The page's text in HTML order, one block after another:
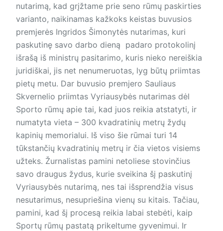
nutarimą, kad grįžtame prie seno rūmų paskirties
varianto, naikinamas kažkoks keistas buvusios
premjerės Ingridos Šimonytės nutarimas, kuri
paskutinę savo darbo dieną padaro protokolinį
išrašą iš ministrų pasitarimo, kuris nieko nereiškia
juridiškai, jis net nenumeruotas, lyg būtų priimtas
pietų metu. Dar buvusio premjero Sauliaus
Skvernelio priimtas Vyriausybės nutarimas dėl
Sporto rūmų apie tai, kad juos reikia atstatyti, ir
numatyta vieta – 300 kvadratinių metrų žydų
kapinių memorialui. Iš viso šie rūmai turi 14
tūkstančių kvadratinių metrų ir čia vietos visiems
užteks. Žurnalistas pamini netoliese stovinčius
savo draugus žydus, kurie sveikina šį paskutinį
Vyriausybės nutarimą, nes tai išsprendžia visus
nesutarimus, nesupriešina vienų su kitais. Tačiau,
pamini, kad šį procesą reikia labai stebėti, kaip
Sportų rūmų pastatą prikeltume gyvenimui. Ir